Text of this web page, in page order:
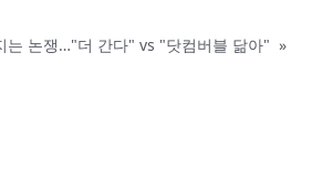
는 논쟁…"더 간다" vs "닷컴버블 닮아" »